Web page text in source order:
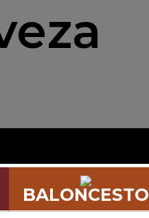
BALONCESTO